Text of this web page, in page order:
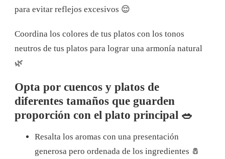
para evitar reflejos excesivos 😌
Coordina los colores de tus platos con los tonos
neutros de tus platos para lograr una armonía natural
🌿
Opta por cuencos y platos de
diferentes tamaños que guarden
proporción con el plato principal 🥗
Resalta los aromas con una presentación
generosa pero ordenada de los ingredientes 🧂